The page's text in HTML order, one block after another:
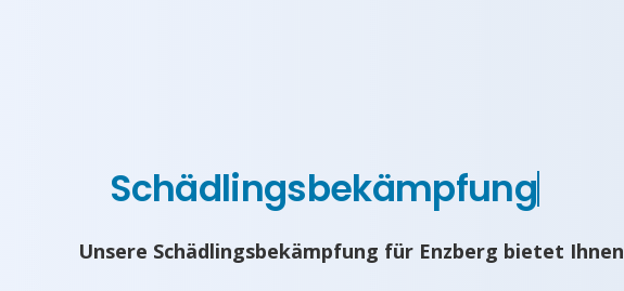
Schädlingsbekämpfung
Unsere Schädlingsbekämpfung für Enzberg bietet Ihnen